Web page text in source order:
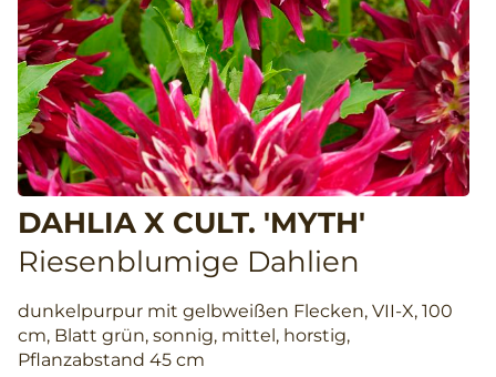
DAHLIA X CULT. 'MYTH'
Riesenblumige Dahlien
dunkelpurpur mit gelbweißen Flecken, VII-X, 100
cm, Blatt grün, sonnig, mittel, horstig,
Pflanzabstand 45 cm